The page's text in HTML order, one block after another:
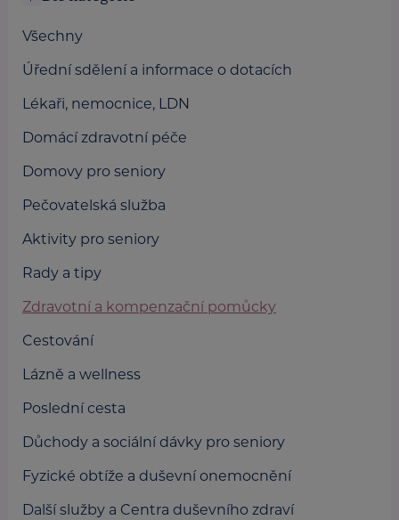
Všechny
Úřední sdělení a informace o dotacích
Lékaři, nemocnice, LDN
Domácí zdravotní péče
Domovy pro seniory
Pečovatelská služba
Aktivity pro seniory
Rady a tipy
Zdravotní a kompenzační pomůcky
Cestování
Lázně a wellness
Poslední cesta
Důchody a sociální dávky pro seniory
Fyzické obtíže a duševní onemocnění
Další služby a Centra duševního zdraví